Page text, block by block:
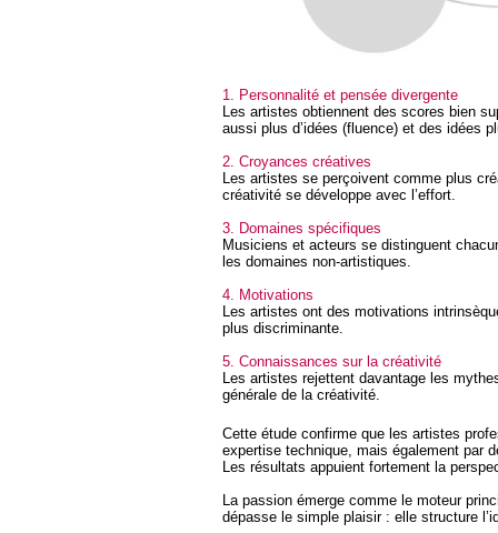
1. Personnalité et pensée divergente
Les artistes obtiennent des scores bien
aussi plus d’idées (fluence) et des idées
2. Croyances créatives
Les artistes se perçoivent comme plus
créativité se développe avec l’effort.
3. Domaines spécifiques
Musiciens et acteurs se distinguent
les domaines non-artistiques.
4. Motivations
Les artistes ont des motivations
plus discriminante.
5. Connaissances sur la créativité
Les artistes rejettent davantage les
générale de la créativité.
Cette étude confirme que les artistes
expertise technique, mais également par
Les résultats appuient fortement la
La passion émerge comme le moteur
dépasse le simple plaisir : elle structure